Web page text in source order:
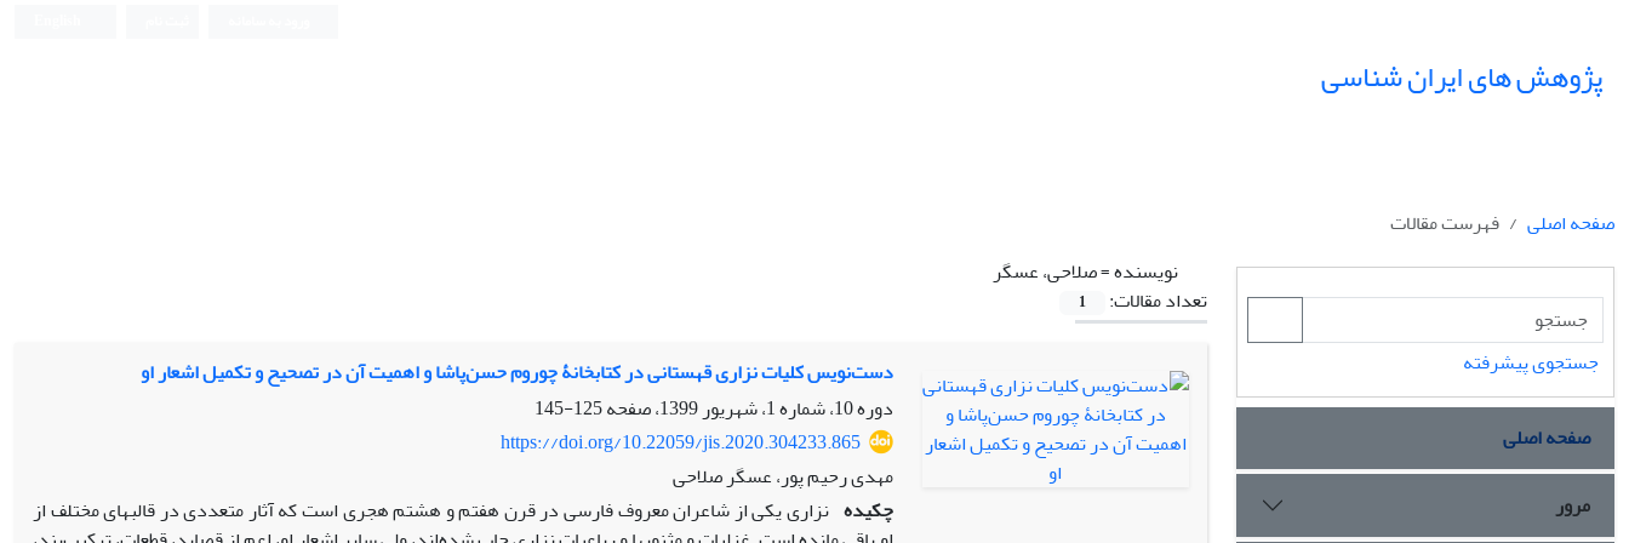
پژوهش های ایران شناسی
صفحه اصلی
فهرست مقالات
نویسنده =صلاحی، عسگر
تعداد مقالات:
1
دست‌نویس کلیات نزاری قهستانی در کتابخانۀ چوروم حسن‌پاشا و اهمیت آن در تصحیح و تکمیل اشعار او
دوره 10، شماره 1، شهریور 1399، صفحه
125-145
https://doi.org/10.22059/jis.2020.304233.865
مهدی رحیم پور، عسگر صلاحی
چکیده نزاری یکی از شاعران معروف فارسی در قرن هفتم و هشتم هجری است که آثار متعددی در قالب­های مختلف از
جستجوی پیشرفته
صفحه اصلی
مرور